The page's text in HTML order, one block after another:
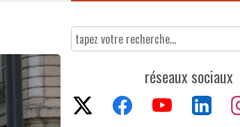
réseaux sociaux